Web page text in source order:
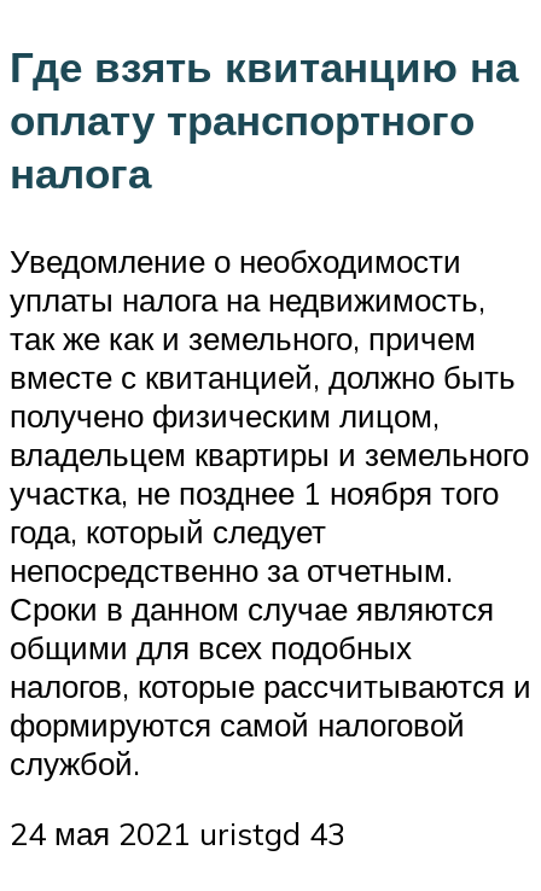
Где взять квитанцию на
оплату транспортного
налога
Уведомление о необходимости
уплаты налога на недвижимость,
так же как и земельного, причем
вместе с квитанцией, должно быть
получено физическим лицом,
владельцем квартиры и земельного
участка, не позднее 1 ноября того
года, который следует
непосредственно за отчетным.
Сроки в данном случае являются
общими для всех подобных
налогов, которые рассчитываются и
формируются самой налоговой
службой.
24 мая 2021 uristgd 43